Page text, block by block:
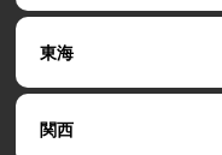
東海
関西